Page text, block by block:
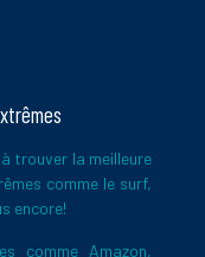
trouver la meilleure
comme le surf,
encore!
comme Amazon,